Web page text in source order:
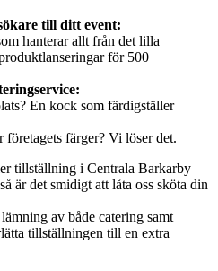
till ditt event:
hanterar allt från det lilla
för 500+
En kock som färdigställer
färger? Vi löser det.
tillställning i Centrala Barkarby
är det smidigt att låta oss sköta din
av både catering samt
tillställningen till en extra